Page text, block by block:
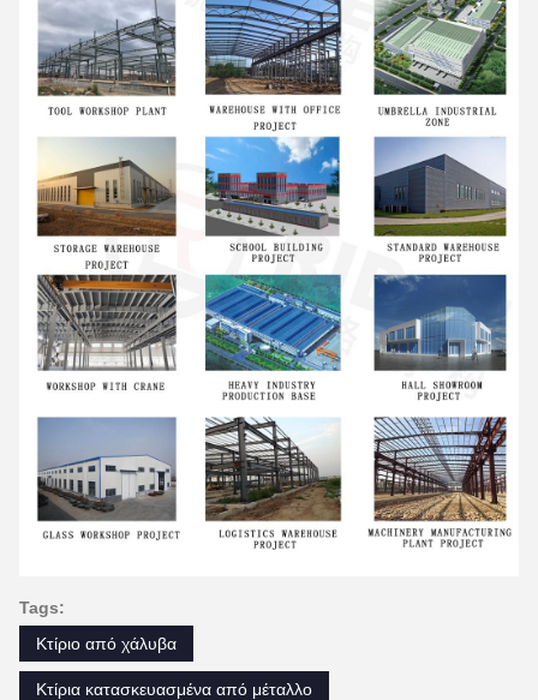
Tags:
Κτίριο από χάλυβα
Κτίρια κατασκευασμένα από μέταλλο